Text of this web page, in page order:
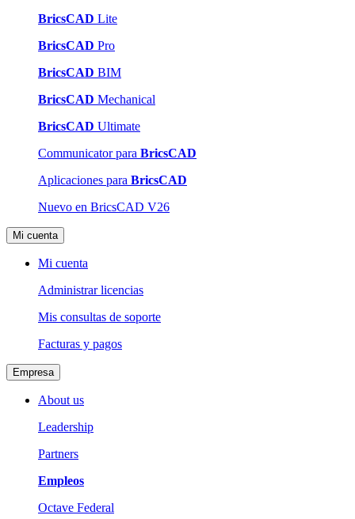
BricsCAD Lite
BricsCAD Pro
BricsCAD BIM
BricsCAD Mechanical
BricsCAD Ultimate
Communicator para BricsCAD
Aplicaciones para BricsCAD
Nuevo en BricsCAD V26
Mi cuenta
Mi cuenta
Administrar licencias
Mis consultas de soporte
Facturas y pagos
Empresa
About us
Leadership
Partners
Empleos
Octave Federal